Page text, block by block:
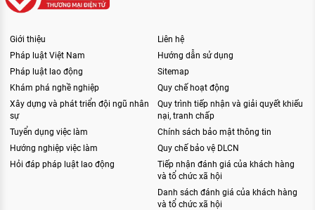
Giới thiệu
Pháp luật Việt Nam
Pháp luật lao động
Khám phá nghề nghiệp
Xây dựng và phát triển đội ngũ nhân
sự
Tuyển dụng việc làm
Hướng nghiệp việc làm
Hỏi đáp pháp luật lao động
Liên hệ
Hướng dẫn sử dụng
Sitemap
Quy chế hoạt động
Quy trình tiếp nhận và giải quyết khiếu
nại, tranh chấp
Chính sách bảo mật thông tin
Quy chế bảo vệ DLCN
Tiếp nhận đánh giá của khách hàng
và tổ chức xã hội
Danh sách đánh giá của khách hàng
và tổ chức xã hội